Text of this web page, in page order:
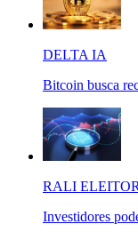
DELTA IA
Bitcoin busca
RALI
Investidores